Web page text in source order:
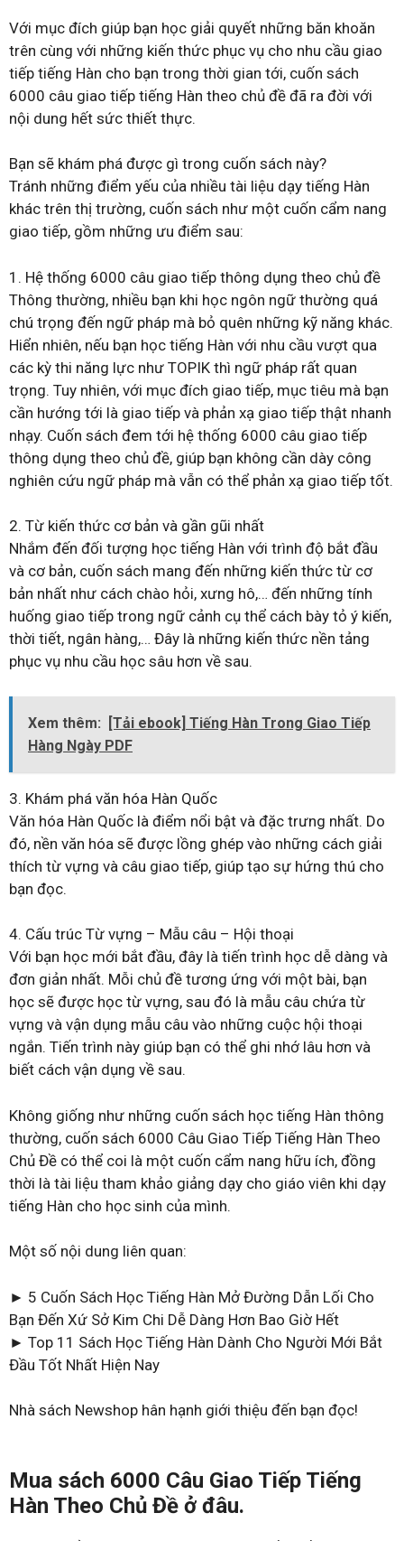
Với mục đích giúp bạn học giải quyết những băn khoăn
trên cùng với những kiến thức phục vụ cho nhu cầu giao
tiếp tiếng Hàn cho bạn trong thời gian tới, cuốn sách
6000 câu giao tiếp tiếng Hàn theo chủ đề đã ra đời với
nội dung hết sức thiết thực.
Bạn sẽ khám phá được gì trong cuốn sách này?
Tránh những điểm yếu của nhiều tài liệu dạy tiếng Hàn
khác trên thị trường, cuốn sách như một cuốn cẩm nang
giao tiếp, gồm những ưu điểm sau:
1. Hệ thống 6000 câu giao tiếp thông dụng theo chủ đề
Thông thường, nhiều bạn khi học ngôn ngữ thường quá
chú trọng đến ngữ pháp mà bỏ quên những kỹ năng khác.
Hiển nhiên, nếu bạn học tiếng Hàn với nhu cầu vượt qua
các kỳ thi năng lực như TOPIK thì ngữ pháp rất quan
trọng. Tuy nhiên, với mục đích giao tiếp, mục tiêu mà bạn
cần hướng tới là giao tiếp và phản xạ giao tiếp thật nhanh
nhạy. Cuốn sách đem tới hệ thống 6000 câu giao tiếp
thông dụng theo chủ đề, giúp bạn không cần dày công
nghiên cứu ngữ pháp mà vẫn có thể phản xạ giao tiếp tốt.
2. Từ kiến thức cơ bản và gần gũi nhất
Nhắm đến đối tượng học tiếng Hàn với trình độ bắt đầu
và cơ bản, cuốn sách mang đến những kiến thức từ cơ
bản nhất như cách chào hỏi, xưng hô,… đến những tính
huống giao tiếp trong ngữ cảnh cụ thể cách bày tỏ ý kiến,
thời tiết, ngân hàng,… Đây là những kiến thức nền tảng
phục vụ nhu cầu học sâu hơn về sau.
Xem thêm:
[Tải ebook] Tiếng Hàn Trong Giao Tiếp
Hàng Ngày PDF
3. Khám phá văn hóa Hàn Quốc
Văn hóa Hàn Quốc là điểm nổi bật và đặc trưng nhất. Do
đó, nền văn hóa sẽ được lồng ghép vào những cách giải
thích từ vựng và câu giao tiếp, giúp tạo sự hứng thú cho
bạn đọc.
4. Cấu trúc Từ vựng – Mẫu câu – Hội thoại
Với bạn học mới bắt đầu, đây là tiến trình học dễ dàng và
đơn giản nhất. Mỗi chủ đề tương ứng với một bài, bạn
học sẽ được học từ vựng, sau đó là mẫu câu chứa từ
vựng và vận dụng mẫu câu vào những cuộc hội thoại
ngắn. Tiến trình này giúp bạn có thể ghi nhớ lâu hơn và
biết cách vận dụng về sau.
Không giống như những cuốn sách học tiếng Hàn thông
thường, cuốn sách 6000 Câu Giao Tiếp Tiếng Hàn Theo
Chủ Đề có thể coi là một cuốn cẩm nang hữu ích, đồng
thời là tài liệu tham khảo giảng dạy cho giáo viên khi dạy
tiếng Hàn cho học sinh của mình.
Một số nội dung liên quan:
► 5 Cuốn Sách Học Tiếng Hàn Mở Đường Dẫn Lối Cho
Bạn Đến Xứ Sở Kim Chi Dễ Dàng Hơn Bao Giờ Hết
► Top 11 Sách Học Tiếng Hàn Dành Cho Người Mới Bắt
Đầu Tốt Nhất Hiện Nay
Nhà sách Newshop hân hạnh giới thiệu đến bạn đọc!
Mua sách 6000 Câu Giao Tiếp Tiếng
Hàn Theo Chủ Đề ở đâu.